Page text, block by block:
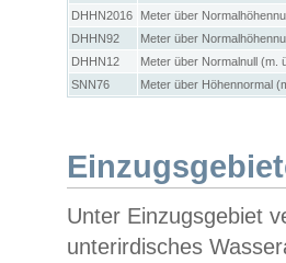
DHHN2016
Meter über
DHHN92
Meter über
DHHN12
Meter über Normalnull (m.
SNN76
Meter über Höhennormal
Unter Einzugsgebiet
unterirdisches